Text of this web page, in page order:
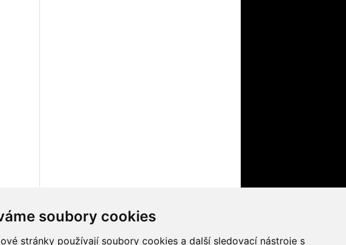
soubory cookies
stránky používají soubory cookies a další sledovací nástroje s
Přihlášení do informačního systému UK